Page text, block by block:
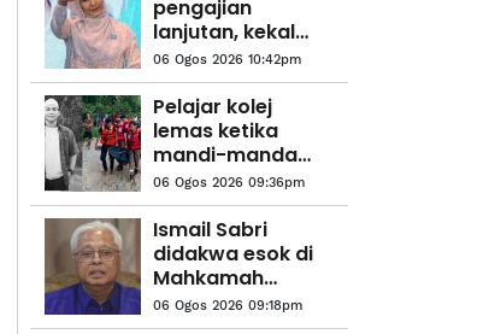
pengajian
lanjutan, kekal
sebagai anggota
PKR
06 Ogos 2026 10:42pm
Pelajar kolej
lemas ketika
mandi-manda
bersama
sembilan rakan
06 Ogos 2026 09:36pm
Ismail Sabri
didakwa esok di
Mahkamah
Sesyen Kuala
Lumpur
06 Ogos 2026 09:18pm